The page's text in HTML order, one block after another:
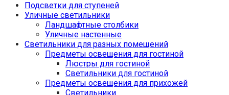
Подсветки для ступеней
Уличные светильники
Ландшафтные столбики
Уличные настенные
Светильники для разных помещений
Предметы освещения для гостиной
Люстры для гостиной
Светильники для гостиной
Предметы освещения для прихожей
Светильники